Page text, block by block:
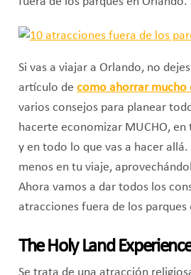
Si vas a viajar a Orlando, no
artículo de como ahorrar mucho
varios consejos para planear
hacerte economizar MUCHO,
y en todo lo que vas a hacer allá.
menos en tu viaje,
Ahora vamos a dar todos los
atracciones fuera de los parques
The Holy Land